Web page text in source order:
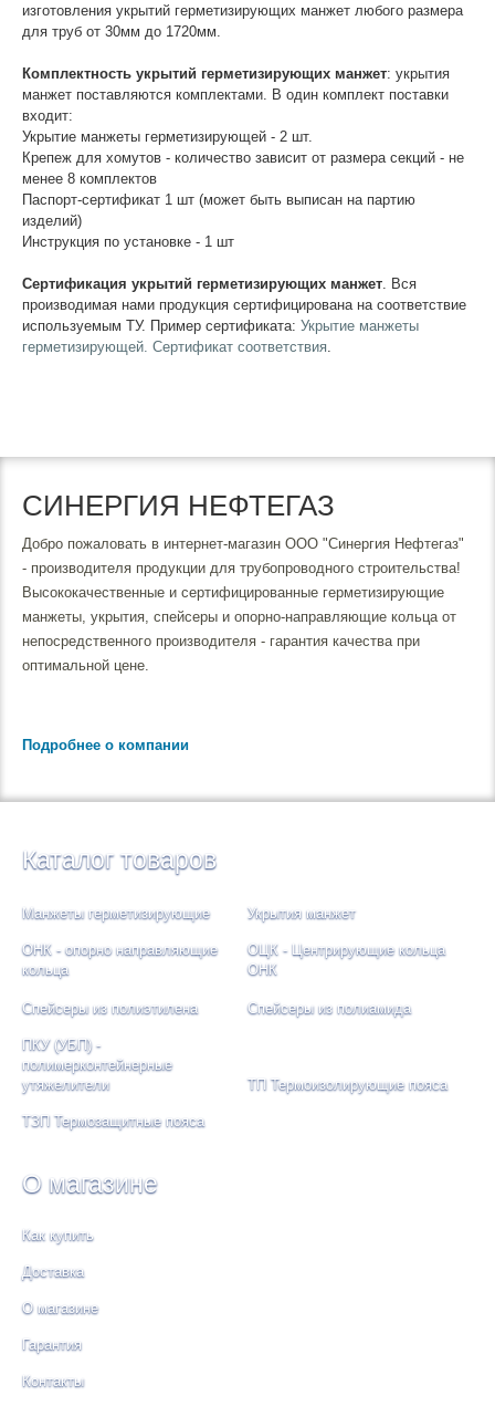
изготовления укрытий герметизирующих манжет любого размера
для труб от 30мм до 1720мм.
Комплектность укрытий герметизирующих манжет: укрытия
манжет поставляются комплектами. В один комплект поставки
входит:
Укрытие манжеты герметизирующей - 2 шт.
Крепеж для хомутов - количество зависит от размера секций - не
менее 8 комплектов
Паспорт-сертификат 1 шт (может быть выписан на партию
изделий)
Инструкция по установке - 1 шт
Сертификация укрытий герметизирующих манжет . Вся
производимая нами продукция сертифицирована на соответствие
используемым ТУ. Пример сертификата: Укрытие манжеты
герметизирующей. Сертификат соответствия
СИНЕРГИЯ НЕФТЕГАЗ
Добро пожаловать в интернет-магазин ООО "Синергия Нефтегаз"
- производителя продукции для трубопроводного строительства!
Высококачественные и сертифицированные герметизирующие
манжеты, укрытия, спейсеры и опорно-направляющие кольца от
непосредственного производителя - гарантия качества при
оптимальной цене.
Подробнее о компании
Каталог товаров
Манжеты герметизирующие Укрытия манжет
ОНК - опорно направляющие
кольца
ОЦК - Центрирующие кольца
ОНК
Спейсеры из полиэтилена Спейсеры из полиамида
ПКУ (УБП) -
полимерконтейнерные
утяжелители
ТП Термоизолирующие пояса
ТЗП Термозащитные пояса
О магазине
Как купить
Доставка
О магазине
Гарантия
Контакты